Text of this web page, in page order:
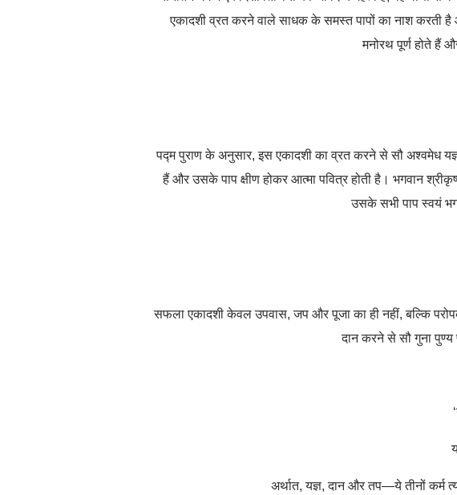
एकादशी व्रत करने वाले साधक के समस्त पापों का नाश
मनोरथ पूर्ण होते हैं
पद्म पुराण के अनुसार,इस एकादशी का व्रत करने से सौ अश्वमेध
हैं और उसके पाप क्षीण होकर आत्मा पवित्र होती है। भगवान
उसके सभी पाप स्वयं
सफला एकादशी केवल उपवास,जप और पूजा का ही नहीं,बल्कि
दान करने से सौ गुना पुण्य
‘
अर्थात,यज्ञ,दान और तप—ये तीनों कर्म